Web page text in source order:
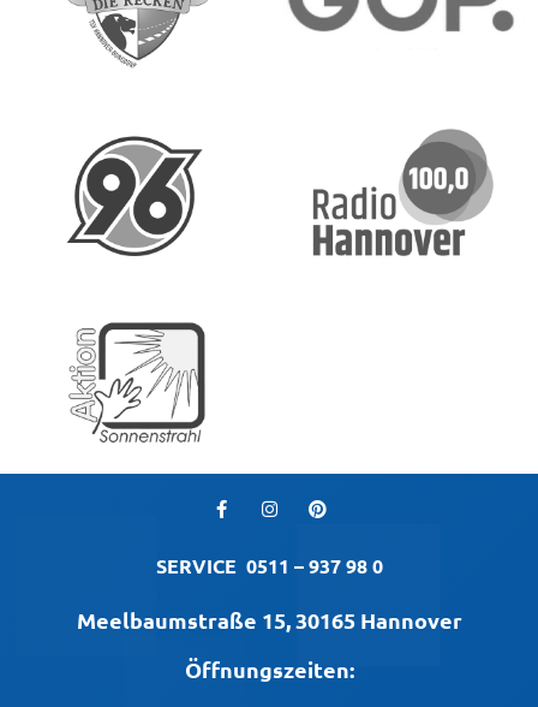
SERVICE 0511 – 937 98 0
Meelbaumstraße 15, 30165 Hannover
Öffnungszeiten: